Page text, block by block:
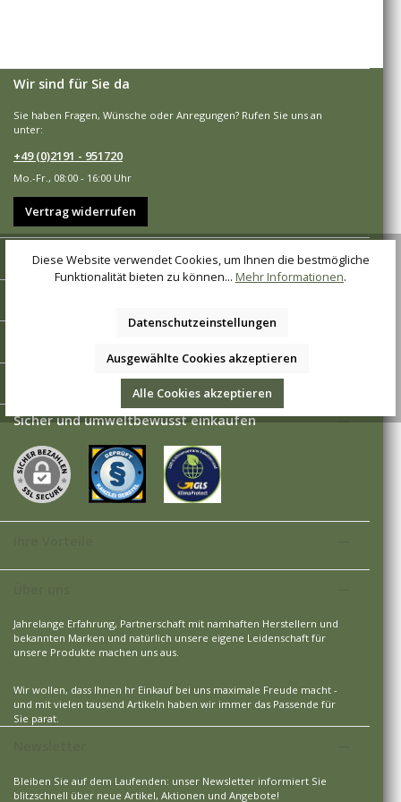
Wir sind für Sie da
Sie haben Fragen, Wünsche oder Anregungen? Rufen Sie uns an
unter:
+49 (0)2191 - 951720
Mo.-Fr., 08:00 - 16:00 Uhr
Vertrag widerrufen
Shop-Service
Sicher und umweltbewusst einkaufen
Jahrelange Erfahrung, Partnerschaft mit namhaften Herstellern und
bekannten Marken und natürlich unsere eigene Leidenschaft für
unsere Produkte machen uns aus.
Wir wollen, dass Ihnen hr Einkauf bei uns maximale Freude macht -
und mit vielen tausend Artikeln haben wir immer das Passende für
Sie parat.
Bleiben Sie auf dem Laufenden: unser Newsletter informiert Sie
blitzschnell über neue Artikel, Aktionen und Angebote!
Diese Website verwendet Cookies, um Ihnen die bestmögliche
Funktionalität bieten zu können... Mehr Informationen.
Datenschutzeinstellungen
Ausgewählte Cookies akzeptieren
Alle Cookies akzeptieren